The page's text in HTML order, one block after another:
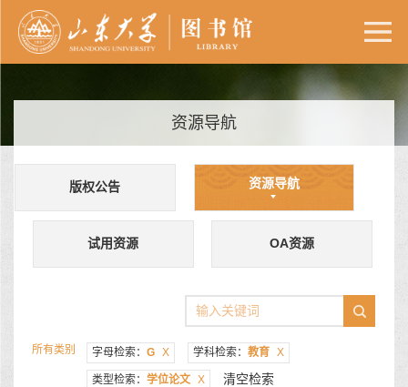
资源导航
版权公告 资源导航
试用资源 OA资源
所有类别 字母检索： G X 学科检索： 教育 X
类型检索： 学位论文 X 清空检索